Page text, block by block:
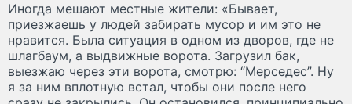
Иногда мешают местные жители: «Бывает,
приезжаешь у людей забирать мусор и им это не
нравится. Была ситуация в одном из дворов, где не
шлагбаум, а выдвижные ворота. Загрузил бак,
выезжаю через эти ворота, смотрю: “Мерседес”. Ну
я за ним вплотную встал, чтобы они после него